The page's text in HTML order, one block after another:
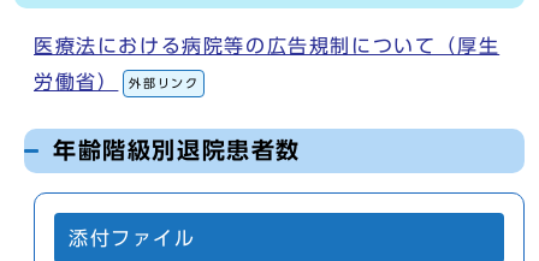
医療法における病院等の広告規制について（厚生
労働省）
外部リンク
年齢階級別退院患者数
添付ファイル